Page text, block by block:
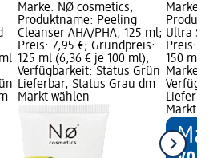
Marke: NØ cosmetics;
Produktname: Peeling
Cleanser AHA/PHA, 125 ml;
Preis: 7,95 €; Grundpreis:
125 ml (6,36 € je 100 ml);
Verfügbarkeit: Status Grün
Lieferbar, Status Grau dm
Markt wählen
Marke:
Ultra
Preis:
150 ml
Marke
Markt